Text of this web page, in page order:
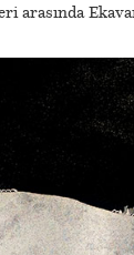
arasında